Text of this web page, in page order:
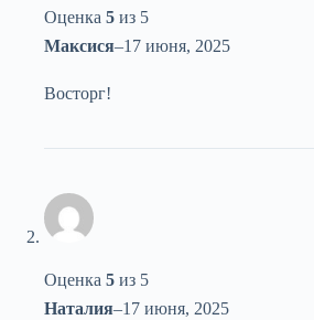
Оценка 5 из 5
Максися–17 июня, 2025
Восторг!
Оценка 5 из 5
Наталия–17 июня, 2025